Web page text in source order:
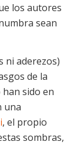
los autores
sean
ni aderezos)
de la
sido en
una
, el propio
sombras,